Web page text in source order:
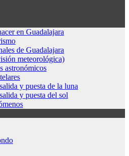
en Guadalajara
de Guadalajara
meteorológica)
astronómicos
y puesta de la luna
y puesta del sol